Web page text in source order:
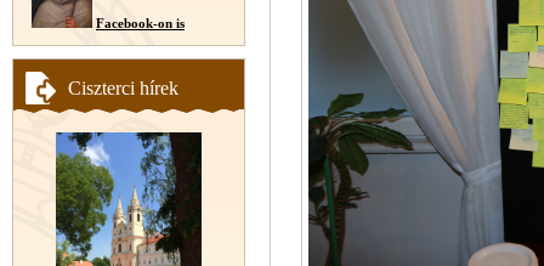
Facebook-on is
Ciszterci hírek